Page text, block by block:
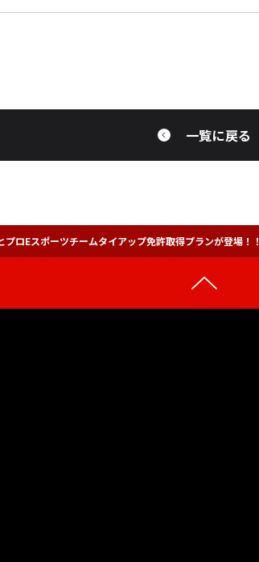
一覧に戻る
ロEスポーツチームタイアップ免許取得プランが登場！！